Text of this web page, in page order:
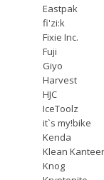
Eastpak
fi'zi:k
Fixie Inc.
Fuji
Giyo
Harvest
HJC
IceToolz
it`s my!bike
Kenda
Klean
Knog